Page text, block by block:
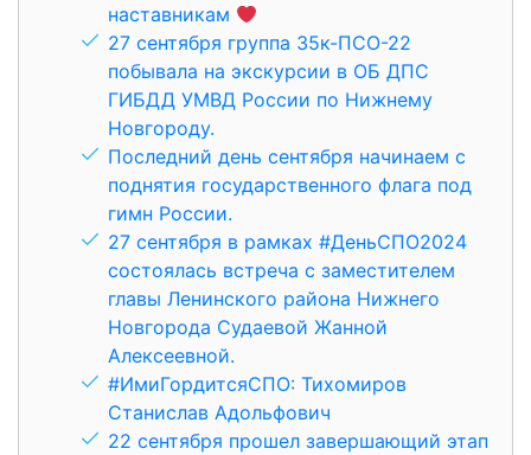
наставникам
27 сентября группа 35к-ПСО-22
побывала на экскурсии в ОБ ДПС
ГИБДД УМВД России по Нижнему
Новгороду.
Последний день сентября начинаем с
поднятия государственного флага под
гимн России.
27 сентября в рамках #ДеньСПО2024
состоялась встреча с заместителем
главы Ленинского района Нижнего
Новгорода Судаевой Жанной
Алексеевной.
#ИмиГордитсяСПО: Тихомиров
Станислав Адольфович
22 сентября прошел завершающий этап